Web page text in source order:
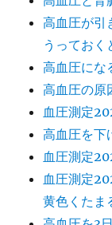
高血圧が引
うっておく
高血圧にな
高血圧の原
血圧測定
高血圧を下
血圧測定
血圧測定
黄色くたま